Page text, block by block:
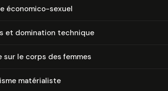
économico-sexuel
et domination technique
sur le corps des femmes
ma­té­ria­liste